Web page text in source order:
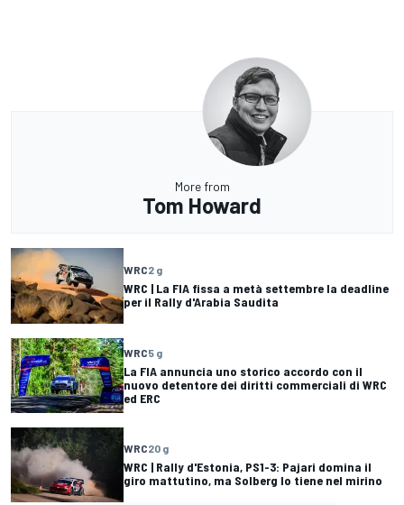
More from
Tom Howard
WRC2 g
WRC | La FIA fissa a metà settembre la deadline
per il Rally d'Arabia Saudita
WRC5 g
La FIA annuncia uno storico accordo con il
nuovo detentore dei diritti commerciali di WRC
ed ERC
WRC20 g
WRC | Rally d'Estonia, PS1-3: Pajari domina il
giro mattutino, ma Solberg lo tiene nel mirino